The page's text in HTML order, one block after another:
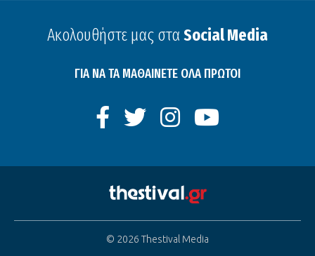
Ακολουθήστε μας στα Social Media
ΓΙΑ ΝΑ ΤΑ ΜΑΘΑΙΝΕΤΕ ΟΛΑ ΠΡΩΤΟΙ
© 2026 Thestival Media